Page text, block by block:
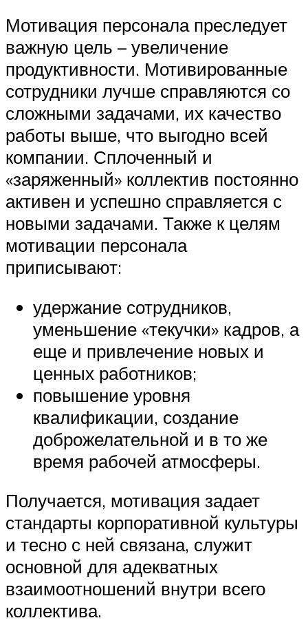
Мотивация персонала преследует
важную цель – увеличение
продуктивности. Мотивированные
сотрудники лучше справляются со
сложными задачами, их качество
работы выше, что выгодно всей
компании. Сплоченный и
«заряженный» коллектив постоянно
активен и успешно справляется с
новыми задачами. Также к целям
мотивации персонала
приписывают:
удержание сотрудников,
уменьшение «текучки» кадров, а
еще и привлечение новых и
ценных работников;
повышение уровня
квалификации, создание
доброжелательной и в то же
время рабочей атмосферы.
Получается, мотивация задает
стандарты корпоративной культуры
и тесно с ней связана, служит
основной для адекватных
взаимоотношений внутри всего
коллектива.